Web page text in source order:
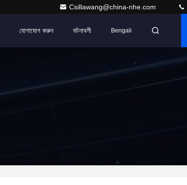
Csillawang@china-nhe.com
যোগাযোগ করুন ঘটনাবলী Bengali